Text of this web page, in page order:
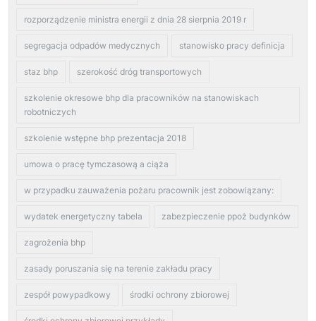
rozporządzenie ministra energii z dnia 28 sierpnia 2019 r
segregacja odpadów medycznych stanowisko pracy definicja
staz bhp szerokość dróg transportowych
szkolenie okresowe bhp dla pracowników na stanowiskach
robotniczych
szkolenie wstępne bhp prezentacja 2018
umowa o pracę tymczasową a ciąża
w przypadku zauważenia pożaru pracownik jest zobowiązany:
wydatek energetyczny tabela zabezpieczenie ppoż budynków
zagrożenia bhp
zasady poruszania się na terenie zakładu pracy
zespół powypadkowy środki ochrony zbiorowej